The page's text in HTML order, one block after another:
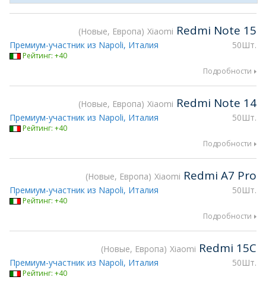
Новые, Европа Xiaomi Redmi Note 15
50Шт.
Премиум-участник из Napoli, Италия
Рейтинг: +40
Подробности
Новые, Европа Xiaomi Redmi Note 14
50Шт.
Премиум-участник из Napoli, Италия
Рейтинг: +40
Подробности
Новые, Европа Xiaomi Redmi A7 Pro
50Шт.
Премиум-участник из Napoli, Италия
Рейтинг: +40
Подробности
Новые, Европа Xiaomi Redmi 15C
50Шт.
Премиум-участник из Napoli, Италия
Рейтинг: +40